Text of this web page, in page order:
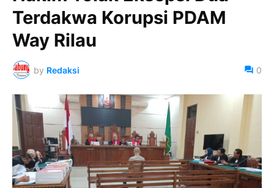
Terdakwa Korupsi PDAM
Way Rilau
by Redaksi 0